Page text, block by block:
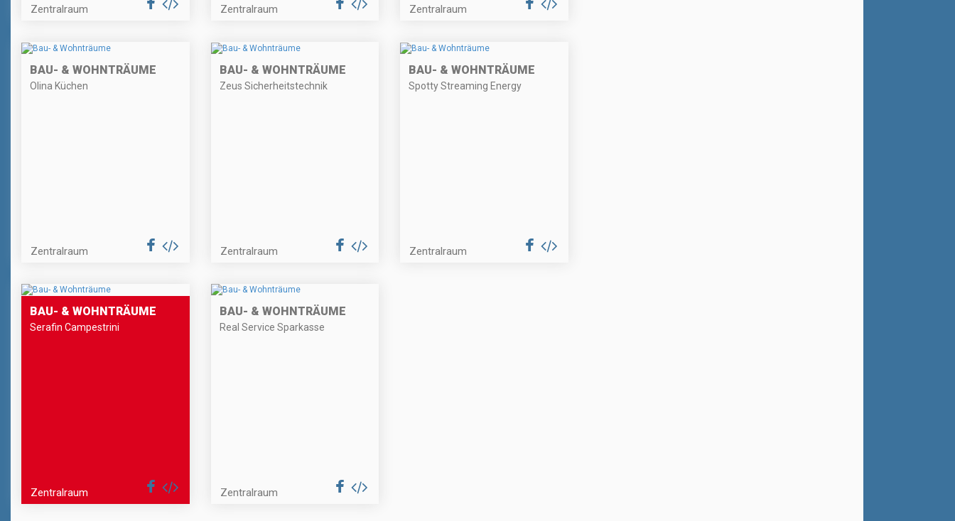
Zentralraum Zentralraum Zentralraum
BAU- & WOHNTRÄUME
Olina Küchen
Zentralraum
BAU- & WOHNTRÄUME
Zeus Sicherheitstechnik
Zentralraum
BAU- & WOHNTRÄUME
Spotty Streaming Energy
Zentralraum
BAU- & WOHNTRÄUME
Serafin Campestrini
Zentralraum
BAU- & WOHNTRÄUME
Real Service Sparkasse
Zentralraum